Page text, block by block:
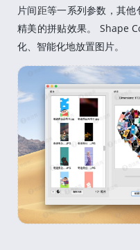
片间距等一系列参数，其
精美的拼贴效果。 Shape
化、智能化地放置图片。